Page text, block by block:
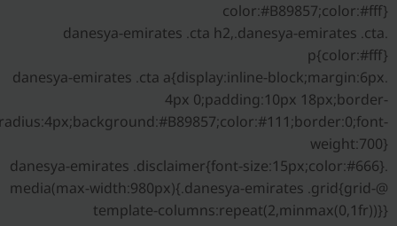
color:#B89857;color:#fff}
.danesya-emirates .cta h2,.danesya-emirates .cta
p{color:#fff}
.danesya-emirates .cta a{display:inline-block;margin:6px
4px 0;padding:10px 18px;border-
weight:700}
.danesya-emirates .disclaimer{font-size:15px;color:#666}
@media(max-width:980px){.danesya-emirates .grid{grid-
template-columns:repeat(2,minmax(0,1fr))}}